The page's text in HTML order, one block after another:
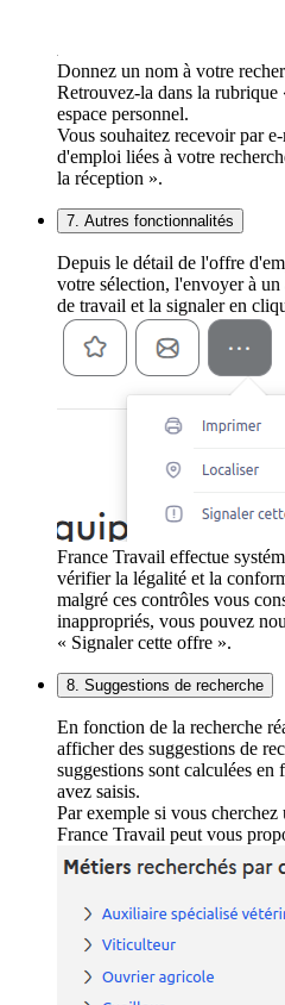
Donnez un nom à votre
Retrouvez-la dans la
espace personnel.
Vous souhaitez recevoir par
d'emploi liées à votre
la réception ».
7. Autres fonctionnalités
Depuis le détail de l'offre
votre sélection, l'envoyer à
de travail et la signaler en
France Travail effectue
vérifier la légalité et la
malgré ces contrôles vous
inappropriés, vous pouvez
« Signaler cette offre ».
8. Suggestions de recherche
En fonction de la recherche
afficher des suggestions de
suggestions sont calculées
avez saisis.
Par exemple si vous
France Travail peut vous